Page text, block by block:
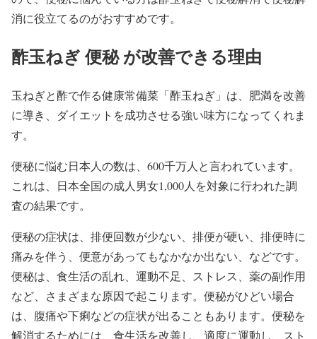
消に役立てるのがおすすめです。
酢玉ねぎ 便秘 が改善できる理由
玉ねぎと酢で作る健康常備菜「酢玉ねぎ」は、肥満を改善
に導き、ダイエットを成功させる強い味方になってくれま
す。
便秘に悩む日本人の数は、600千万人と言われています。
これは、日本全国の成人男女1,000人を対象に行われた調
査の結果です。
便秘の症状は、排便回数が少ない、排便が硬い、排便時に
痛みを伴う、便意があってもなかなか出ない、などです。
便秘は、食生活の乱れ、運動不足、ストレス、薬の副作用
など、さまざまな原因で起こります。便秘がひどい場合
は、腹痛や下痢などの症状が出ることもあります。便秘を
解消するためには、食生活を改善し、適度に運動し、スト